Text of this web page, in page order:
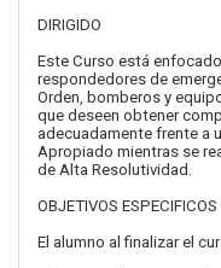
DIRIGIDO
Este Curso está
respondedores de
Orden, bomberos y
que deseen obtener
adecuadamente frente a
Apropiado mientras se
de Alta Resolutividad.
OBJETIVOS ESPECIFICOS
El alumno al finalizar el